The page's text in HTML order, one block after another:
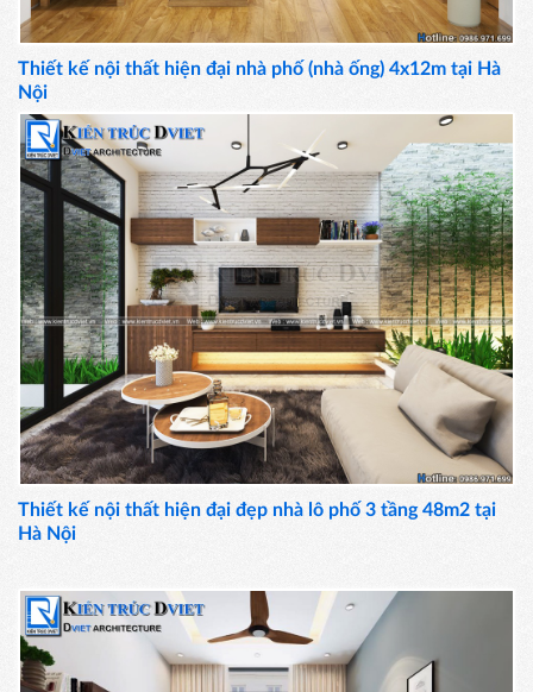
Thiết kế nội thất hiện đại nhà phố (nhà ống) 4x12m tại Hà
Nội
Thiết kế nội thất hiện đại đẹp nhà lô phố 3 tầng 48m2 tại
Hà Nội